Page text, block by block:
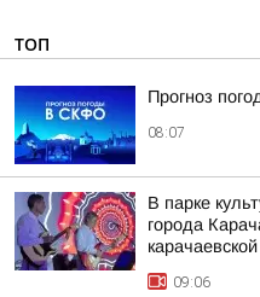
ТОП
Прогноз
08:07
В парке
города
09:06